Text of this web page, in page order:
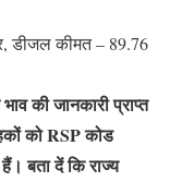
डीजल कीमत – 89.76
की जानकारी प्राप्त
को RSP कोड
बता दें कि राज्य